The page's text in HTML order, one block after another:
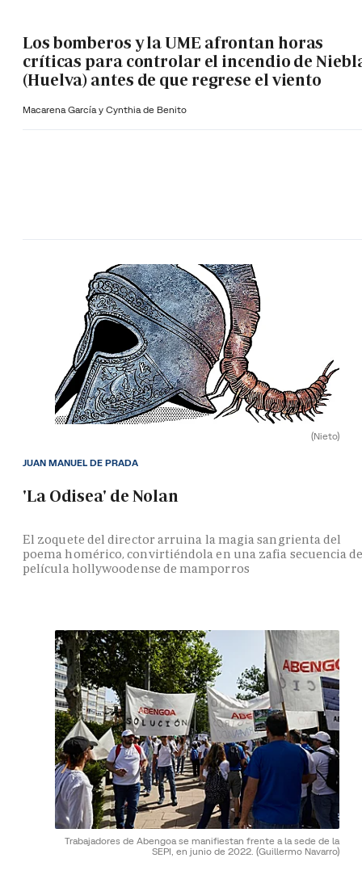
Los bomberos y la UME afrontan horas
críticas para controlar el incendio de
(Huelva) antes de que regrese el viento
Macarena García y Cynthia de Benito
(Nieto)
'La Odisea' de Nolan
El zoquete del director arruina la magia sangrienta del
poema homérico, convirtiéndola en una zafia secuencia
película hollywoodense de mamporros
JUAN MANUEL DE PRADA
Trabajadores de Abengoa se manifiestan frente a la sede de la
SEPI, en junio de 2022. (Guillermo Navarro)